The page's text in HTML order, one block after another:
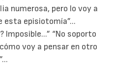
numerosa, pero lo voy a
esta episiotomía”...
Imposible...” “No soporto
voy a pensar en otro